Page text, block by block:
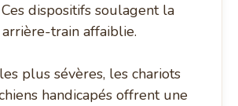
dispositifs soulagent la
train affaiblie.
plus sévères, les chariots
handicapés offrent une